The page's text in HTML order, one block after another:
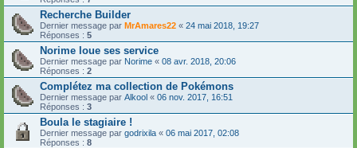
Recherche Builder
Dernier message par MrAmares22 « 24 mai 2018, 19:27
Réponses : 5
Norime loue ses service
Dernier message par Norime « 08 avr. 2018, 20:06
Réponses : 2
Complétez ma collection de Pokémons
Dernier message par Alkool « 06 nov. 2017, 16:51
Réponses : 3
Boula le stagiaire !
Dernier message par godrixila « 06 mai 2017, 02:08
Réponses : 8